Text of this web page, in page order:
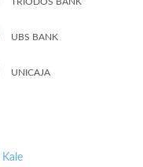
UBS BANK
UNICAJA
Kale